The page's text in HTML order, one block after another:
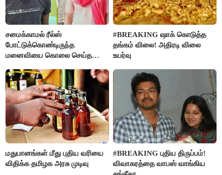
சமைக்காமல் ரீல்ஸ்
போட்டுக்கொண்டிருந்த
மனைவியை கொலை செய்த
#BREAKING ஷாக் கொடுத்த
தங்கம் விலை! அதிரடி விலை
உயர்வு
மதுபானங்கள் மீது புதிய வரியை
விதிக்க தமிழக அரசு முடிவு
#BREAKING புதிய திருப்பம்!
விவாகரத்தை வாபஸ் வாங்கிய